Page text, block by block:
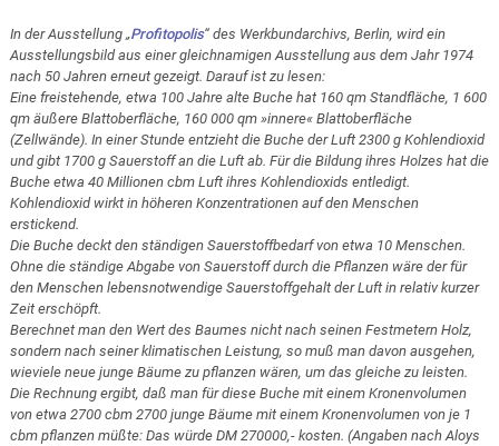
In der Ausstellung „Profitopolis“ des Werkbundarchivs, Berlin, wird ein
Ausstellungsbild aus einer gleichnamigen Ausstellung aus dem Jahr 1974
nach 50 Jahren erneut gezeigt. Darauf ist zu lesen:
Eine freistehende, etwa 100 Jahre alte Buche hat 160 qm Standfläche, 1 600
qm äußere Blattoberfläche, 160 000 qm »innere« Blattoberfläche
(Zellwände). In einer Stunde entzieht die Buche der Luft 2300 g Kohlendioxid
und gibt 1700 g Sauerstoff an die Luft ab. Für die Bildung ihres Holzes hat die
Buche etwa 40 Millionen cbm Luft ihres Kohlendioxids entledigt.
Kohlendioxid wirkt in höheren Konzentrationen auf den Menschen
erstickend.
Die Buche deckt den ständigen Sauerstoffbedarf von etwa 10 Menschen.
Ohne die ständige Abgabe von Sauerstoff durch die Pflanzen wäre der für
den Menschen lebensnotwendige Sauerstoffgehalt der Luft in relativ kurzer
Zeit erschöpft.
Berechnet man den Wert des Baumes nicht nach seinen Festmetern Holz,
sondern nach seiner klimatischen Leistung, so muß man davon ausgehen,
wieviele neue junge Bäume zu pflanzen wären, um das gleiche zu leisten.
Die Rechnung ergibt, daß man für diese Buche mit einem Kronenvolumen
von etwa 2700 cbm 2700 junge Bäume mit einem Kronenvolumen von je 1
cbm pflanzen müßte: Das würde DM 270000,- kosten. (Angaben nach Aloys